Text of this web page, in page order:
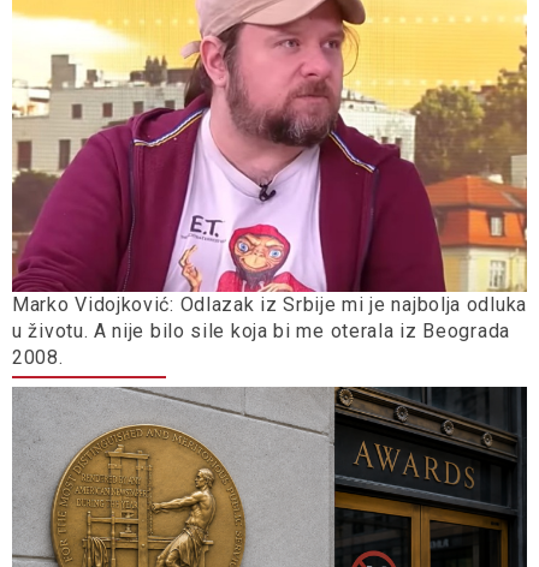
Marko Vidojković: Odlazak iz Srbije mi je najbolja odluka
u životu. A nije bilo sile koja bi me oterala iz Beograda
2008.